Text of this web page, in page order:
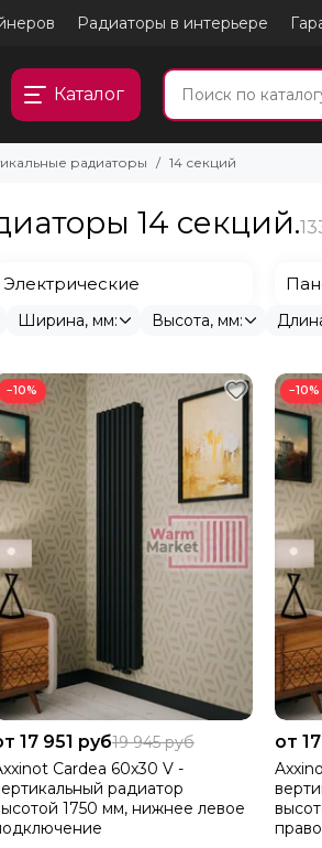
Радиаторы в интерьере
Каталог
радиаторы 14 секций
14 секций.
Электрические
Ширина, мм: Высота, мм:
−10%
17 951 руб19 945 руб
Cardea 60х30 V -
радиатор
1750 мм, нижнее левое
−10%
от